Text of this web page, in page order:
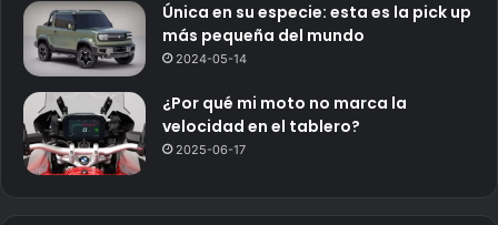
Única en su especie: esta es la pick up
más pequeña del mundo
2024-05-14
¿Por qué mi moto no marca la
velocidad en el tablero?
2025-06-17